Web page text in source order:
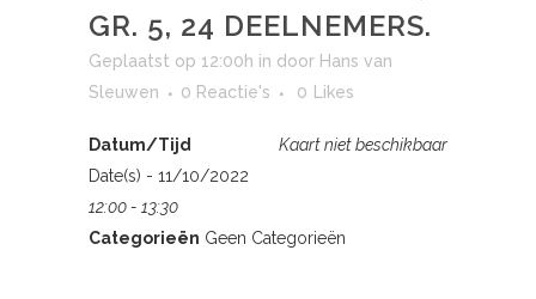
GR. 5, 24 DEELNEMERS.
Geplaatst op 12:00h in door Hans van
Sleuwen
0 Reactie's 0 Likes
Kaart niet beschikbaar
Datum/Tijd
Date(s) - 11/10/2022
12:00 - 13:30
Categorieën Geen Categorieën